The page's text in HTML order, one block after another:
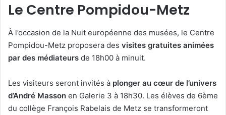
Le Centre Pompidou-Metz
À l’occasion de la Nuit européenne des musées, le Centre
Pompidou-Metz proposera des visites gratuites animées
par des médiateurs de 18h00 à minuit.
Les visiteurs seront invités à plonger au cœur de l’univers
d’André Masson en Galerie 3 à 18h30. Les élèves de 6ème
du collège François Rabelais de Metz se transformeront